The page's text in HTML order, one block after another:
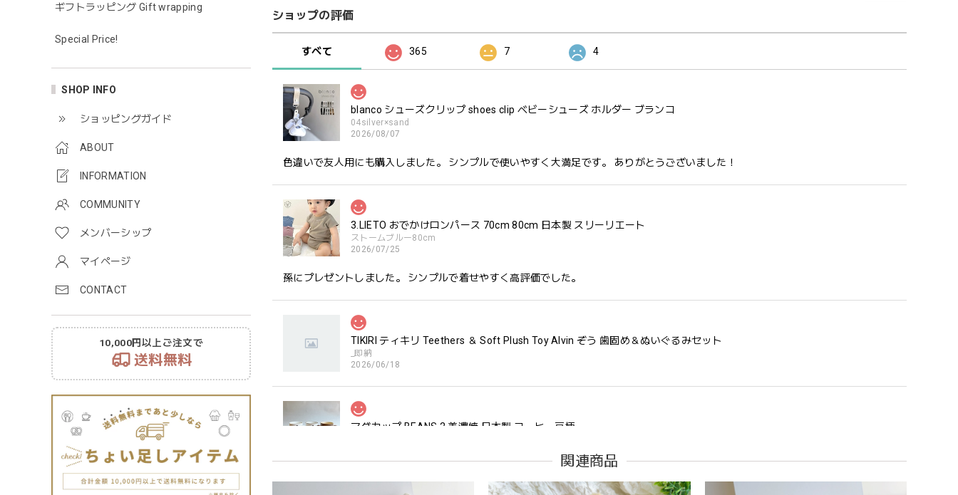
ギフトラッピング Gift wrapping
Special Price!
SHOP INFO
ショッピングガイド
ABOUT
INFORMATION
COMMUNITY
メンバーシップ
マイページ
CONTACT
10,000円以上ご注文で
送料無料
ショップの評価
すべて 365 7 4
blanco シューズクリップ shoes clip ベビーシューズ ホルダー ブランコ
04silver×sand
2026/08/07
色違いで友人用にも購入しました。 シンプルで使いやすく大満足です。 ありがとうございました！
3.LIETO おでかけロンパース 70cm 80cm 日本製 スリーリエート
ストームブルー80cm
2026/07/25
孫にプレゼントしました。 シンプルで着せやすく高評価でした。
TIKIRI ティキリ Teethers ＆ Soft Plush Toy Alvin ぞう 歯固め＆ぬいぐるみセット
_即納
2026/06/18
マグカップ BEANS 2 美濃焼 日本製 コーヒー豆柄
関連商品